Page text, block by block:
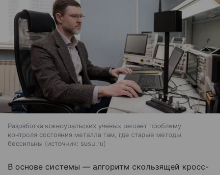
Разработка южноуральских ученых решает проблему
контроля состояния металла там, где старые методы
бессильны
источник: susu.ru
В основе системы — алгоритм скользящей кросс-